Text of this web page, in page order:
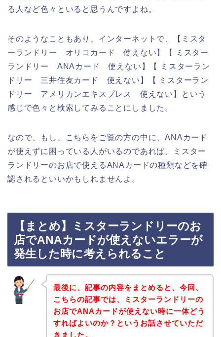
る人など色々といると思うんですよね。
そのようなこともあり、インターネットで、【ミスタ
ーランドリー オリコカード 使えない】【 ミスター
ランドリー ANAカード 使えない】【 ミスターラン
ドリー 三井住友カード 使えない】【 ミスターラン
ドリー アメリカンエキスプレス 使えない】という
感じで色々と検索してみることにしました。
なので、もし、こちらをご覧の方の中に、ANAカード
が使えずに困っている人がいるのであれば、ミスター
ランドリーのお店で使えるANAカードの種類などを確
認されるといいかもしれませんよ。
【まとめ】ミスターランドリーのお
店でANAカードが使えないエラーが
発生した時に考えられること
最後に、記事の内容をまとめると、今回、
こちらの記事では、ミスターランドリーの
お店でANAカードが使えない時に一体どう
すればよいのか？というお話させていただ
きました。